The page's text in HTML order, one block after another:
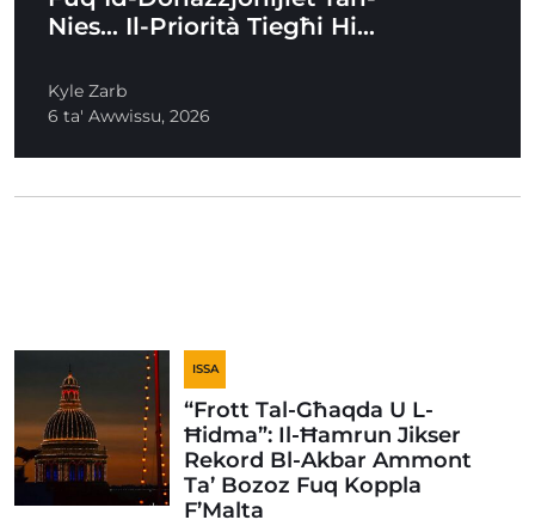
Nies… Il-Priorità Tiegħi Hi…
Kyle Zarb
6 ta' Awwissu, 2026
ISSA
“Frott Tal-Għaqda U L-
Ħidma”: Il-Ħamrun Jikser
Rekord Bl-Akbar Ammont
Ta’ Bozoz Fuq Koppla
F’Malta